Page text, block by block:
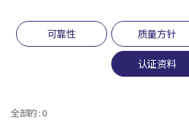
可靠性 质量方针
认证资料
全部的 : 0